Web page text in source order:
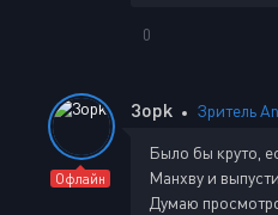
0
Офлайн
3opk Зритель
Было бы круто,
Манхву и
Думаю